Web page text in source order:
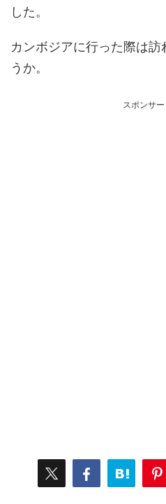
した。
カンボジアに行った際は
うか。
スポンサ